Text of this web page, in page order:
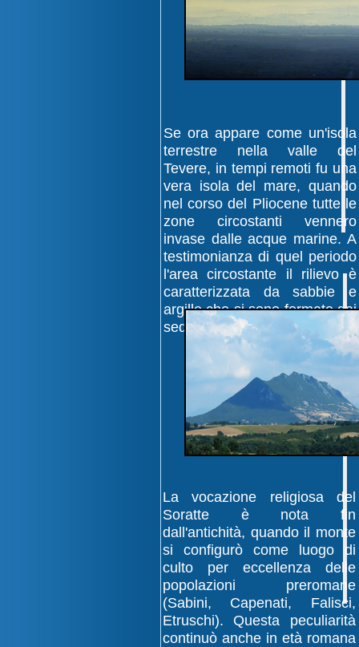
Se ora appare come un'isola
terrestre nella valle del
Tevere, in tempi remoti fu una
vera isola del mare, quando
nel corso del Pliocene tutte le
zone circostanti vennero
invase dalle acque marine. A
testimonianza di quel periodo
l'area circostante il rilievo è
caratterizzata da sabbie e
argille che si sono formate dai
sedimenti marini.
La vocazione religiosa del
Soratte è nota fin
dall'antichità, quando il monte
si configurò come luogo di
culto per eccellenza delle
popolazioni preromane
(Sabini, Capenati, Falisci,
Etruschi). Questa peculiarità
continuò anche in età romana